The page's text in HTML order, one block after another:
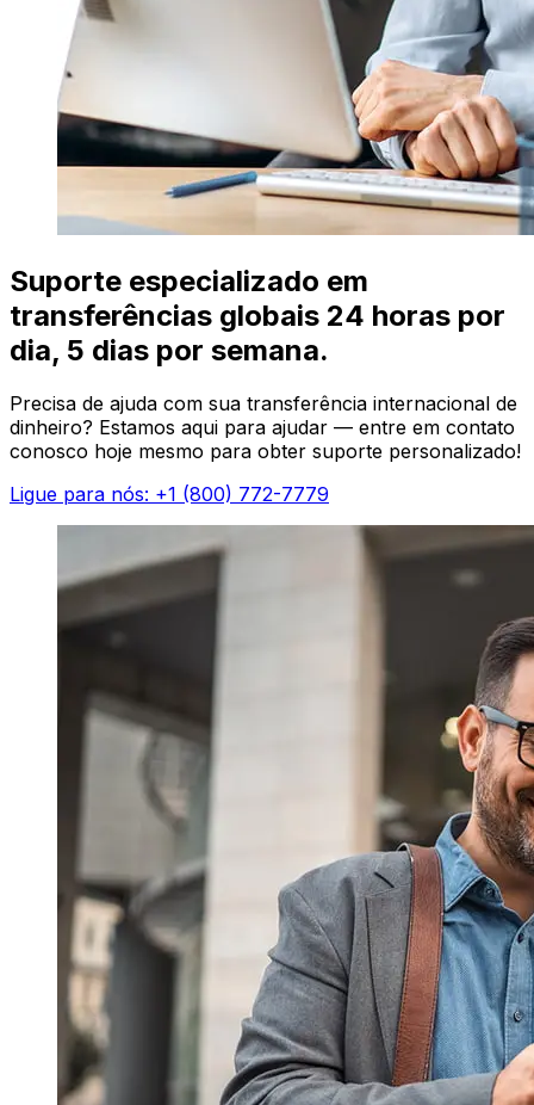
Suporte especializado em
transferências globais 24 horas por
dia, 5 dias por semana.
Precisa de ajuda com sua transferência internacional de
dinheiro? Estamos aqui para ajudar — entre em contato
conosco hoje mesmo para obter suporte personalizado!
Ligue para nós: +1 (800) 772-7779